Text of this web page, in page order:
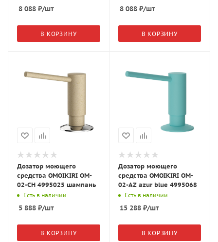
8 088 ₽/шт
В КОРЗИНУ
8 088₽/шт
В КОРЗИНУ
Дозатор моющего
средства OMOIKIRI OM-
02-CH 4995025 шампань
Есть в наличии
5 888 ₽/шт
В КОРЗИНУ
Дозатор моющего
средства OMOIKIRI OM-
02-AZ azur blue 4995068
Есть в наличии
15 288₽/шт
В КОРЗИНУ